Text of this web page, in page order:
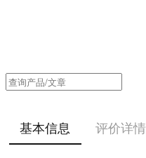
基本信息 评价详情